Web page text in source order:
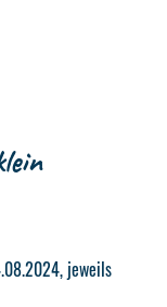
jeweils